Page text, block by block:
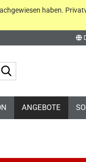
haben.
ANGEBOTE